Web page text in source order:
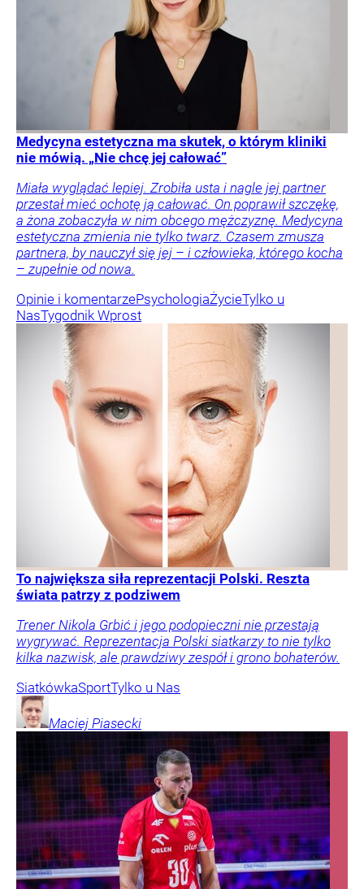
Medycyna estetyczna ma skutek, o którym kliniki
nie mówią. „Nie chcę jej całować”
Miała wyglądać lepiej. Zrobiła usta i nagle jej partner
przestał mieć ochotę ją całować. On poprawił szczękę,
a żona zobaczyła w nim obcego mężczyznę. Medycyna
estetyczna zmienia nie tylko twarz. Czasem zmusza
partnera, by nauczył się jej – i człowieka, którego kocha
– zupełnie od nowa.
Opinie i komentarzePsychologiaŻycieTylko u
NasTygodnik Wprost
To największa siła reprezentacji Polski. Reszta
świata patrzy z podziwem
Trener Nikola Grbić i jego podopieczni nie przestają
wygrywać. Reprezentacja Polski siatkarzy to nie tylko
kilka nazwisk, ale prawdziwy zespół i grono bohaterów.
SiatkówkaSportTylko u Nas
Maciej Piasecki